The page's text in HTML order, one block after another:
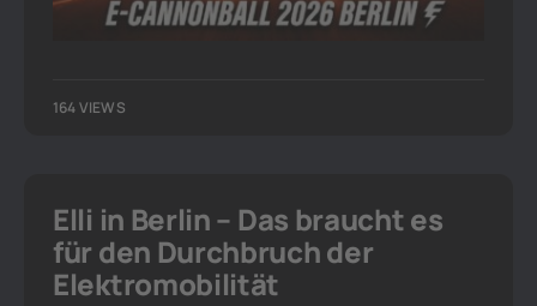
164 VIEWS
Elli in Berlin – Das braucht es
für den Durchbruch der
Elektromobilität